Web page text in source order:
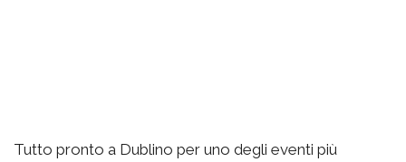
Tutto pronto a Dublino per uno degli eventi più